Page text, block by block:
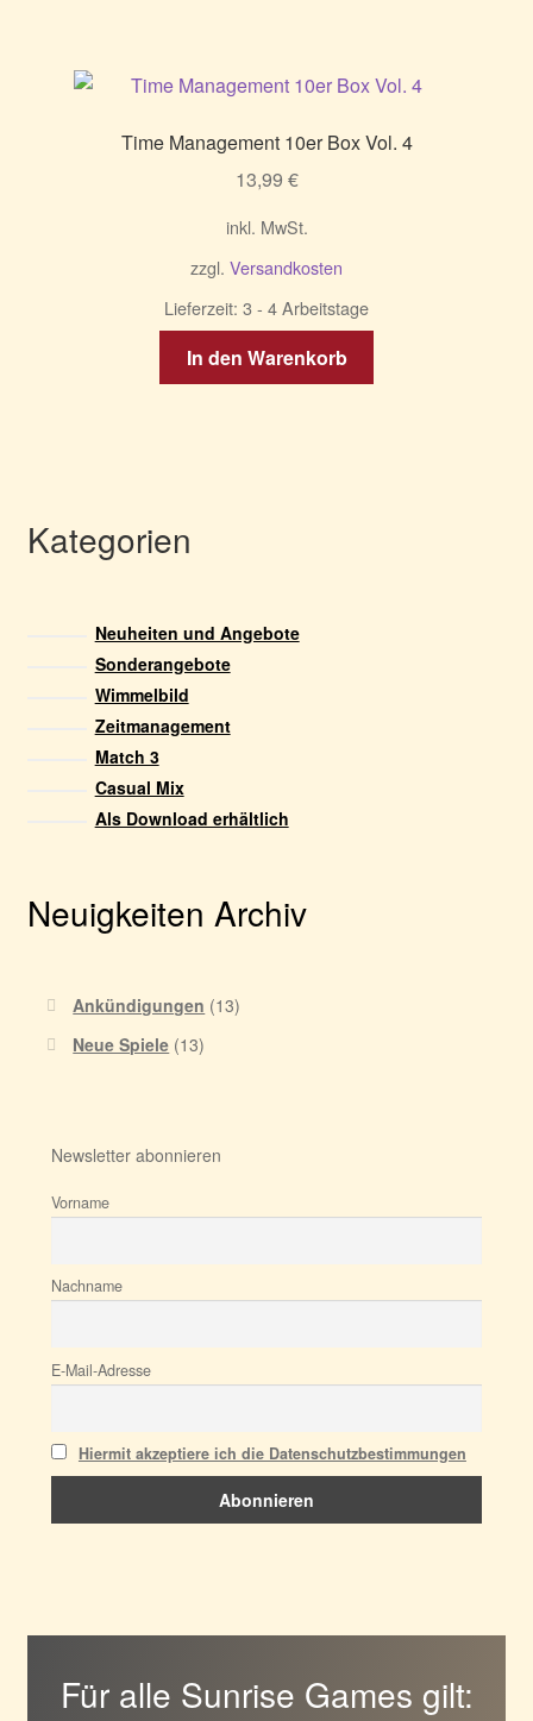
Time Management 10er Box Vol. 4
13,99 €
inkl. MwSt.
zzgl. Versandkosten
Lieferzeit: 3 - 4 Arbeitstage
In den Warenkorb
Kategorien
Neuheiten und Angebote
Sonderangebote
Wimmelbild
Zeitmanagement
Match 3
Casual Mix
Als Download erhältlich
Neuigkeiten Archiv
Ankündigungen (13)
Neue Spiele (13)
Newsletter abonnieren
Vorname
Nachname
E-Mail-Adresse
Hiermit akzeptiere ich die Datenschutzbestimmungen
Für alle Sunrise Games gilt: